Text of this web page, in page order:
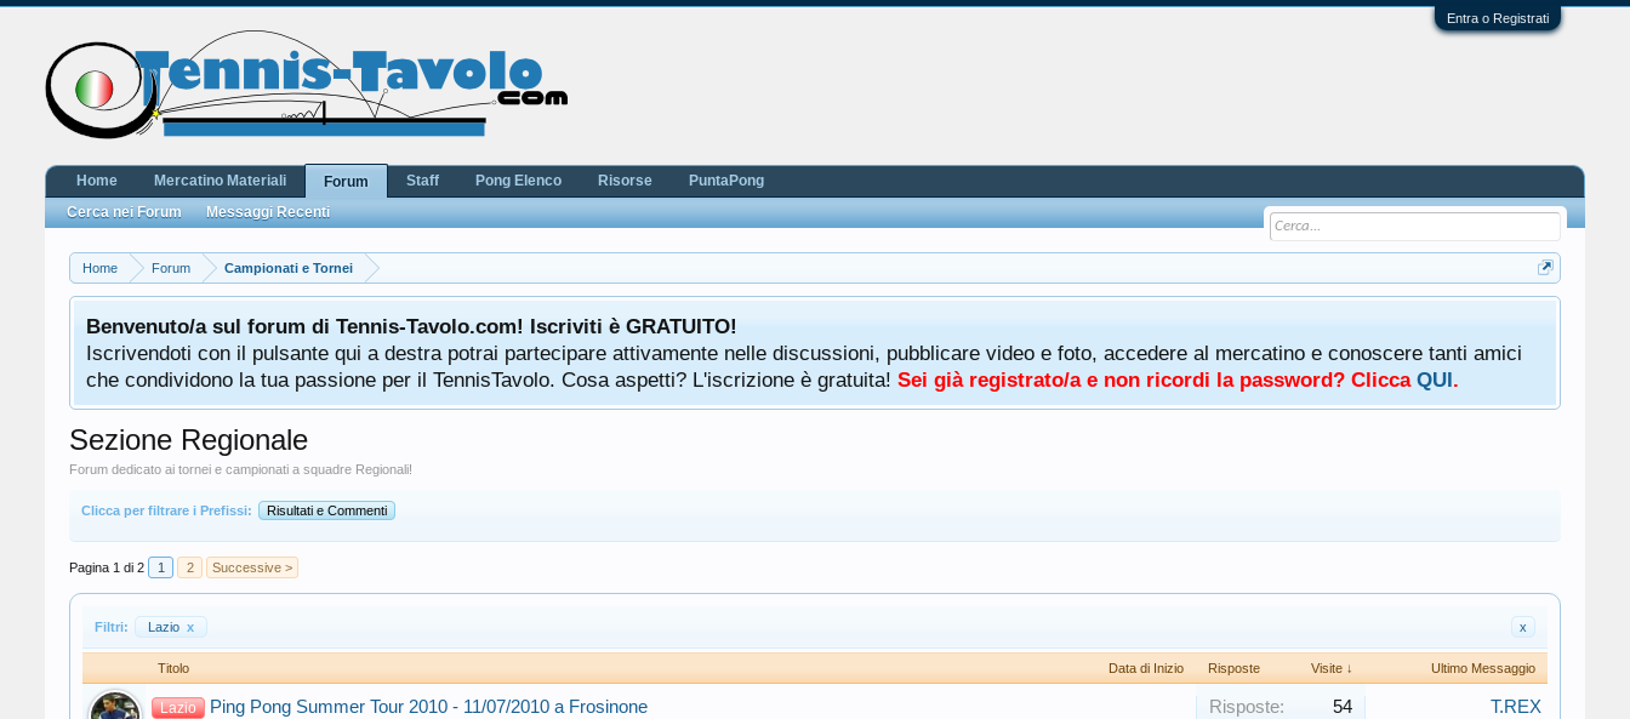
Entra o Registrati
Home Forum Campionati e Tornei
Benvenuto/a sul forum di Tennis-Tavolo.com! Iscriviti è GRATUITO!
Iscrivendoti con il pulsante qui a destra potrai partecipare attivamente nelle discussioni, pubblicare video e foto, accedere al mercatino e conoscere tanti amici
che condividono la tua passione per il TennisTavolo. Cosa aspetti? L'iscrizione è gratuita! Sei già registrato/a e non ricordi la password? Clicca QUI.
Sezione Regionale
Forum dedicato ai tornei e campionati a squadre Regionali!
Clicca per filtrare i Prefissi: Risultati e Commenti
Pagina 1 di 2 1 2 Successive >
Filtri: Lazio x x
Titolo Data di Inizio Risposte Visite ↓ Ultimo Messaggio
Lazio Ping Pong Summer Tour 2010 - 11/07/2010 a Frosinone Risposte: 54 T.REX
Home Mercatino Materiali
Forum
Cerca nei Forum
Messaggi Recenti
Staff Pong Elenco Risorse PuntaPong